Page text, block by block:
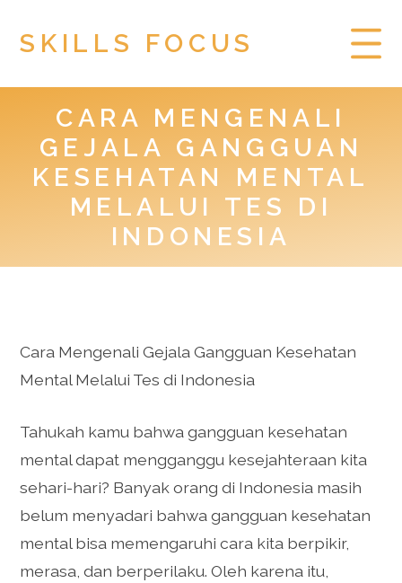
SKILLS FOCUS
HOME
PRIVACY POLICY
TOGEL HONGKONG
CARA MENGENALI
GEJALA GANGGUAN
KESEHATAN MENTAL
MELALUI TES DI
INDONESIA
Cara Mengenali Gejala Gangguan Kesehatan
Mental Melalui Tes di Indonesia
Tahukah kamu bahwa gangguan kesehatan
mental dapat mengganggu kesejahteraan kita
sehari-hari? Banyak orang di Indonesia masih
belum menyadari bahwa gangguan kesehatan
mental bisa memengaruhi cara kita berpikir,
merasa, dan berperilaku. Oleh karena itu,